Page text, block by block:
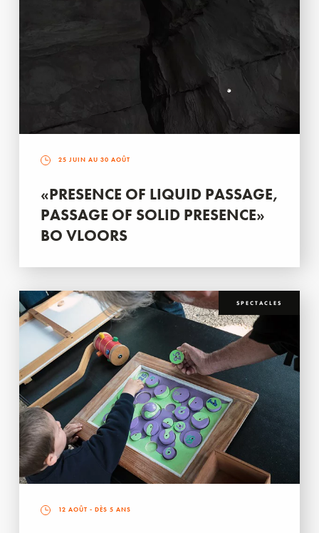
25 JUIN AU 30 AOÛT
«PRESENCE OF LIQUID PASSAGE,
PASSAGE OF SOLID PRESENCE»
BO VLOORS
SPECTACLES
12 AOÛT - DÈS 5 ANS